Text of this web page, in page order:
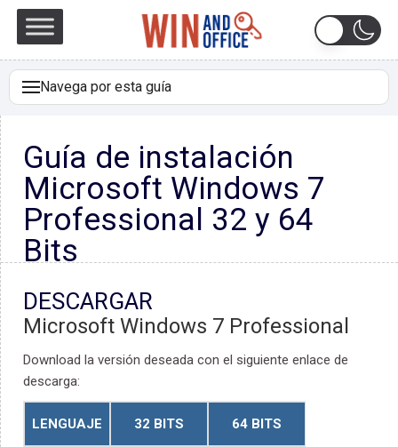
Navega por esta guía
REQUISITOS DEL SISTEMA
VERSIÓN PARA WINDOWS
COMPROBAR LA CONEXIÓN
ACTIVACIÓN EN LÍNEA
INSTALACIÓN
SI LA ACTIVACIÓN EN LÍNEA NO FUE EXITOSA
Guía de instalación
Microsoft Windows 7
Professional 32 y 64
Bits
DESCARGAR
Microsoft Windows 7 Professional
Download la versión deseada con el siguiente enlace de
descarga:
LENGUAJE 32 BITS 64 BITS